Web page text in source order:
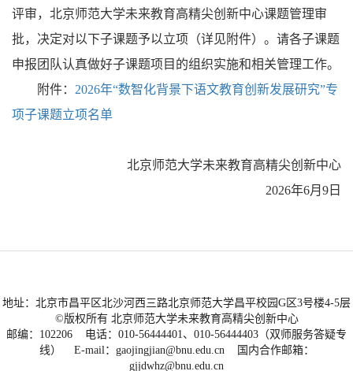
评审，北京师范大学未来教育高精尖创新中心课题管理审
批，决定对以下子课题予以立项（详见附件）。请各子课题
申报团队认真做好子课题项目的组织实施和相关管理工作。
附件： 2026年“数智化背景下语文教育创新发展研究”专
项子课题立项名单
北京师范大学未来教育高精尖创新中心
2026年6月9日
地址：北京市昌平区北沙河西三路北京师范大学昌平校园G区3号楼4-5层
©版权所有 北京师范大学未来教育高精尖创新中心
邮编：102206 电话：010-56444401、010-56444403（双师服务答疑专
线） E-mail：gaojingjian@bnu.edu.cn 国内合作邮箱：
gjjdwhz@bnu.edu.cn